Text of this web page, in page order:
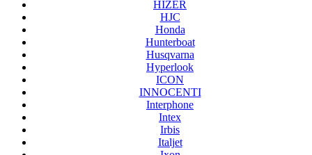
HIZER
HJC
Honda
Hunterboat
Husqvarna
Hyperlook
ICON
INNOCENTI
Interphone
Intex
Irbis
Italjet